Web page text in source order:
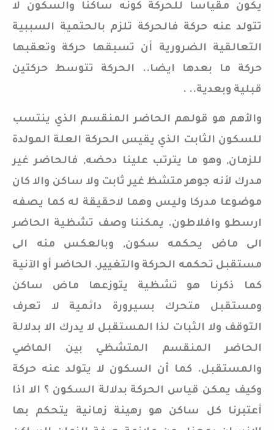
يكون مقياسا للحركة كونه ساكنا والسكون لا
تتولد عنه حركة فالحركة تلزم بالحتمية السببية
التعالقية الضرورية أن تسبقها حركة وتعقبها
حركة ما بعدها ايضا.. الحركة تتوسط حركتين
قبلية وبعدية.. .
والأهم هو قولهم الحاضر المنقسم الذي ينتسب
للسكون الثابت الذي يقيس الحركة العلة المولدة
للزمان, وهو ما يترتب علينا دحضه, فالحاضر غير
مدرك لأنه جوهر متشظ غير ثابت ولا ساكن والا كان
موضوعا مدركا وليس وهما لاحقيقة له كما يصفه
ارسطو وافلاطون. يمكننا وصف تشظية الحاضر
الى ماض يحكمه سكون, وبالعكس منه الى
مستقبل تحكمه الحركة والتغيير. الحاضر أو الآنية
كما ذكرنا هو تشظية يتوزعها ماض ساكن
ومستقبل متحرك بسيرورة دائمية لا تعرف
التوقف ولا الثبات لذا المستقبل لا يدرك الا بدلالة
الحاضر المنقسم المتشظي بين الماضي
والمستقبل. كما أن السكون لا يتولد عنه حركة
وكيف يمكن قياس الحركة بدلالة السكون ؟ الا اذا
أعتبرنا كل ساكن هو رهينة زمانية يتحكم بها